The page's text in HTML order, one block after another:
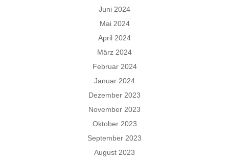
Juni 2024
Mai 2024
April 2024
März 2024
Februar 2024
Januar 2024
Dezember 2023
November 2023
Oktober 2023
September 2023
August 2023